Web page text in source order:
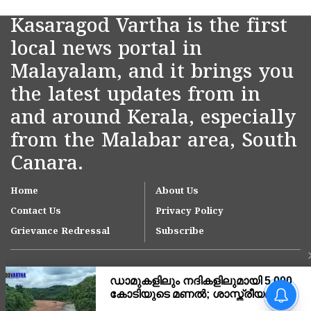
Kasaragod Vartha is the first
local news portal in
Malayalam, and it brings you
the latest updates from in
and around Kerala, especially
from the Malabar area, South
Canara.
Home
About Us
Contact Us
Privacy Policy
Grievance Redressal
Subscribe